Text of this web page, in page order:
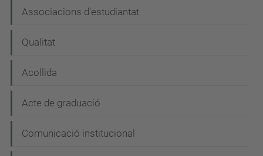
Associacions d'estudiantat
Qualitat
Acollida
Acte de graduació
Comunicació institucional